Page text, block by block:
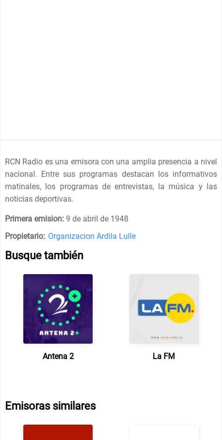
RCN Radio es una emisora con una amplia presencia a nivel
nacional. Entre sus programas destacan los informativos
matinales, los programas de entrevistas, la música y las
noticias deportivas.
Primera emision: 9 de abril de 1948
Propietario: Organizacion Ardila Lulle
Busque también
Antena 2 La FM
Emisoras similares